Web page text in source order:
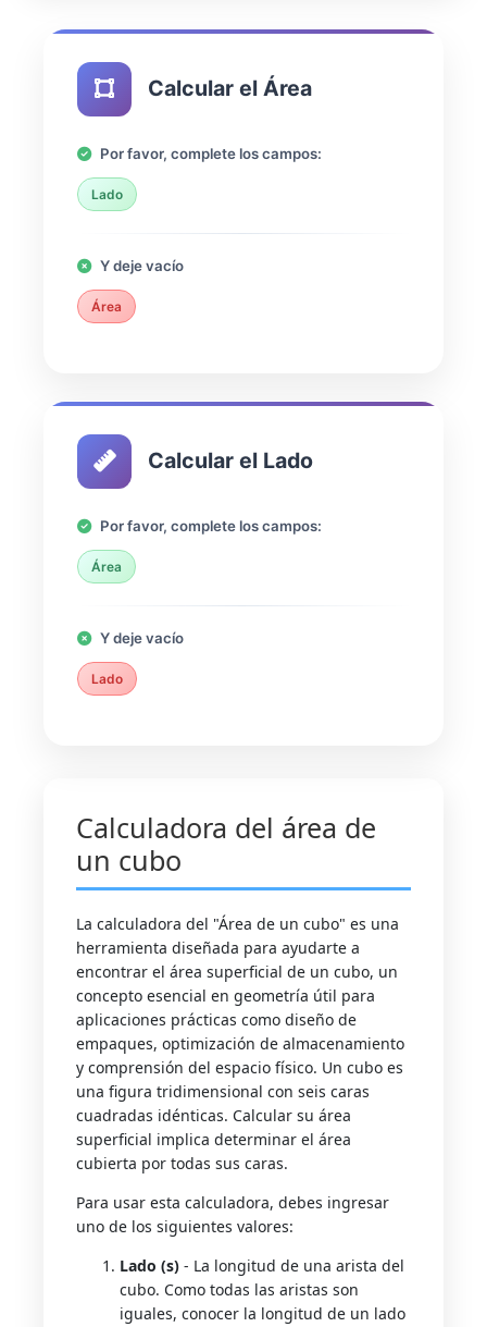
Calcular el Área
Por favor, complete los campos:
Lado
Y deje vacío
Área
Calcular el Lado
Por favor, complete los campos:
Área
Y deje vacío
Lado
Calculadora del área de
un cubo
La calculadora del "Área de un cubo" es una
herramienta diseñada para ayudarte a
encontrar el área superficial de un cubo, un
concepto esencial en geometría útil para
aplicaciones prácticas como diseño de
empaques, optimización de almacenamiento
y comprensión del espacio físico. Un cubo es
una figura tridimensional con seis caras
cuadradas idénticas. Calcular su área
superficial implica determinar el área
cubierta por todas sus caras.
Para usar esta calculadora, debes ingresar
uno de los siguientes valores:
Lado (s) - La longitud de una arista del
cubo. Como todas las aristas son
iguales, conocer la longitud de un lado